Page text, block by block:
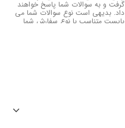
گرفت و به سوالات شما پاسخ خواهند
داد. بدیهی است نوع سوالات شما می
بایست متناسب با نوع سفارش شما